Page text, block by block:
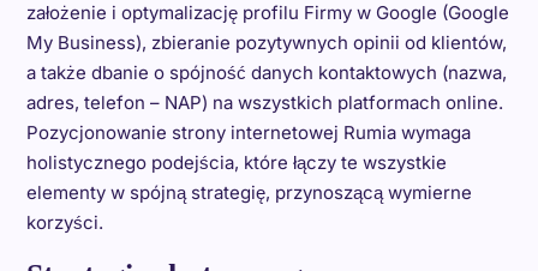
założenie i optymalizację profilu Firmy w Google (Google
My Business), zbieranie pozytywnych opinii od klientów,
a także dbanie o spójność danych kontaktowych (nazwa,
adres, telefon – NAP) na wszystkich platformach online.
Pozycjonowanie strony internetowej Rumia wymaga
holistycznego podejścia, które łączy te wszystkie
elementy w spójną strategię, przynoszącą wymierne
korzyści.